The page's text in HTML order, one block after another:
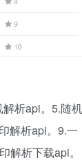
析api。5.随机
解析api。9.一
析下载api。